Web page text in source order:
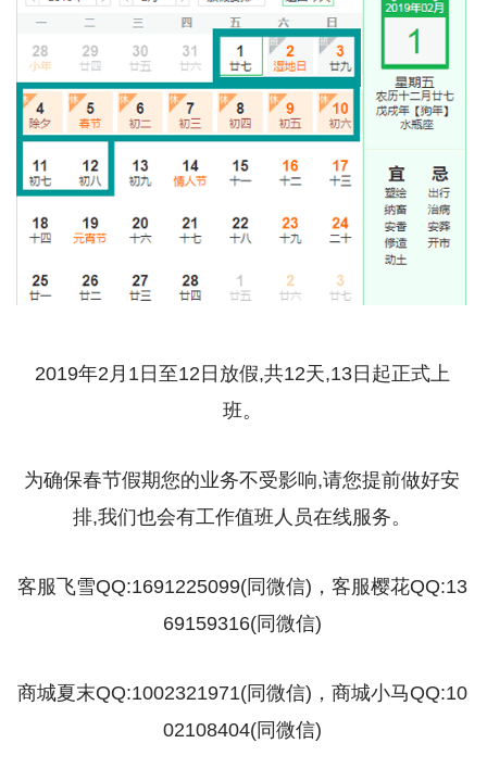
2019年2月1日至12日放假,共12天,13日起正式上
班。
为确保春节假期您的业务不受影响,请您提前做好安
排,我们也会有工作值班人员在线服务。
客服飞雪QQ:1691225099(同微信)，客服樱花QQ:13
69159316(同微信)
商城夏末QQ:1002321971(同微信)，商城小马QQ:10
02108404(同微信)